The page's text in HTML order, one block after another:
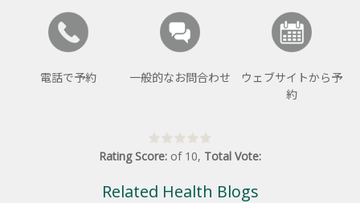
電話で予約 一般的なお問合わせ
ウェブサイトから予
約
Rating Score: of 10, Total Vote:
Related Health Blogs